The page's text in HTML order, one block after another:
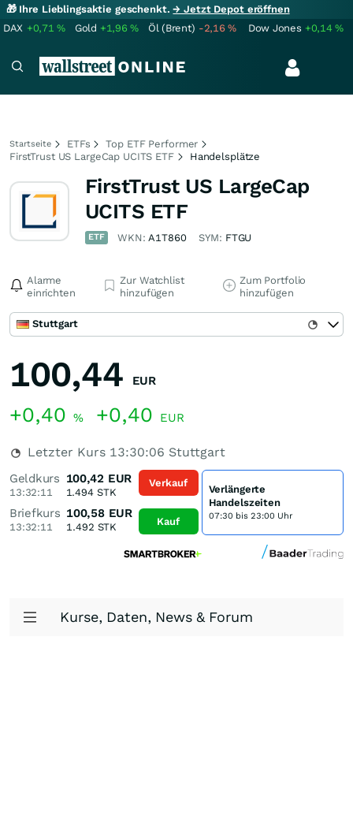
🎁 Ihre Lieblingsaktie geschenkt.→ Jetzt Depot eröffnen
DAX +0,71% Gold +1,96% Öl (Brent) -2,16% Dow Jones +0,14%
Startseite ETFs
Top ETF Performer
FirstTrust US LargeCap UCITS ETF
Handelsplätze
FirstTrust US LargeCap
UCITS ETF
ETF WKN:A1T860 SYM: FTGU
Alarme
einrichten
Zur Watchlist
hinzufügen
Zum Portfolio
hinzufügen
Stuttgart
100,44 EUR
+0,40 % +0,40 EUR
Letzter Kurs 13:30:06 Stuttgart
Geldkurs
13:32:11
100,42 EUR
1.494STK
Briefkurs
13:32:11
100,58 EUR
1.492 STK
Verkauf
Kauf
Verlängerte
Handelszeiten
07:30 bis 23:00 Uhr
Kurse, Daten, News & Forum